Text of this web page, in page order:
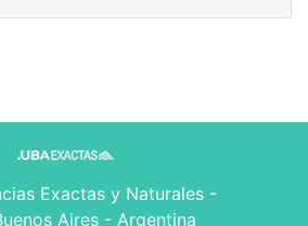
Exactas y Naturales -
Aires - Argentina